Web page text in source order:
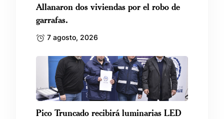
Allanaron dos viviendas por el robo de
garrafas.
7 agosto, 2026
Pico Truncado recibirá luminarias LED